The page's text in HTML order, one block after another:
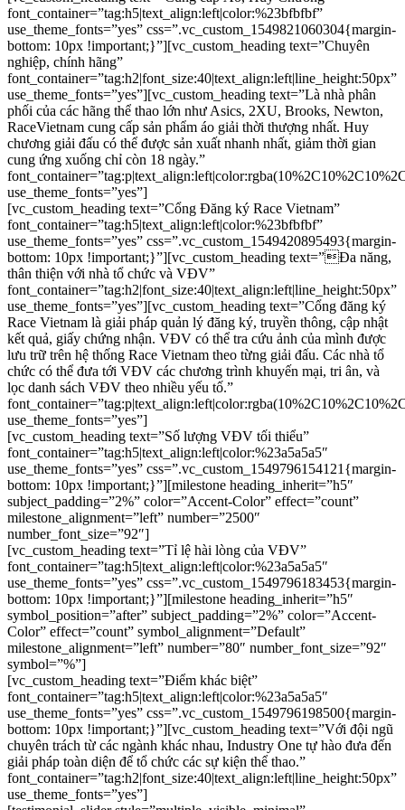
font_container=”tag:h5|text_align:left|color:%23bfbfbf”
use_theme_fonts=”yes” css=”.vc_custom_1549821060304{margin-
bottom: 10px !important;}”][vc_custom_heading text=”Chuyên
nghiệp, chính hãng”
font_container=”tag:h2|font_size:40|text_align:left|line_height:50px”
use_theme_fonts=”yes”][vc_custom_heading text=”Là nhà phân
phối của các hãng thể thao lớn như Asics, 2XU, Brooks, Newton,
RaceVietnam cung cấp sản phẩm áo giải thời thượng nhất. Huy
chương giải đấu có thể được sản xuất nhanh nhất, giảm thời gian
cung ứng xuống chỉ còn 18 ngày.”
use_theme_fonts=”yes”]
[vc_custom_heading text=”Cổng Đăng ký Race Vietnam”
font_container=”tag:h5|text_align:left|color:%23bfbfbf”
use_theme_fonts=”yes” css=”.vc_custom_1549420895493{margin-
bottom: 10px !important;}”][vc_custom_heading text=”Đa năng,
thân thiện với nhà tổ chức và VĐV”
font_container=”tag:h2|font_size:40|text_align:left|line_height:50px”
use_theme_fonts=”yes”][vc_custom_heading text=”Cổng đăng ký
Race Vietnam là giải pháp quản lý đăng ký, truyền thông, cập nhật
kết quả, giấy chứng nhận. VĐV có thể tra cứu ảnh của mình được
lưu trữ trên hệ thống Race Vietnam theo từng giải đấu. Các nhà tổ
chức có thể đưa tới VĐV các chương trình khuyến mại, tri ân, và
lọc danh sách VĐV theo nhiều yếu tố.”
use_theme_fonts=”yes”]
[vc_custom_heading text=”Số lượng VĐV tối thiểu”
font_container=”tag:h5|text_align:left|color:%23a5a5a5″
use_theme_fonts=”yes” css=”.vc_custom_1549796154121{margin-
bottom: 10px !important;}”][milestone heading_inherit=”h5″
subject_padding=”2%” color=”Accent-Color” effect=”count”
milestone_alignment=”left” number=”2500″
number_font_size=”92″]
[vc_custom_heading text=”Tỉ lệ hài lòng của VĐV”
font_container=”tag:h5|text_align:left|color:%23a5a5a5″
use_theme_fonts=”yes” css=”.vc_custom_1549796183453{margin-
bottom: 10px !important;}”][milestone heading_inherit=”h5″
symbol_position=”after” subject_padding=”2%” color=”Accent-
Color” effect=”count” symbol_alignment=”Default”
milestone_alignment=”left” number=”80″ number_font_size=”92″
symbol=”%”]
[vc_custom_heading text=”Điểm khác biệt”
font_container=”tag:h5|text_align:left|color:%23a5a5a5″
use_theme_fonts=”yes” css=”.vc_custom_1549796198500{margin-
bottom: 10px !important;}”][vc_custom_heading text=”Với đội ngũ
chuyên trách từ các ngành khác nhau, Industry One tự hào đưa đến
giải pháp toàn diện để tổ chức các sự kiện thể thao.”
font_container=”tag:h2|font_size:40|text_align:left|line_height:50px”
use_theme_fonts=”yes”]